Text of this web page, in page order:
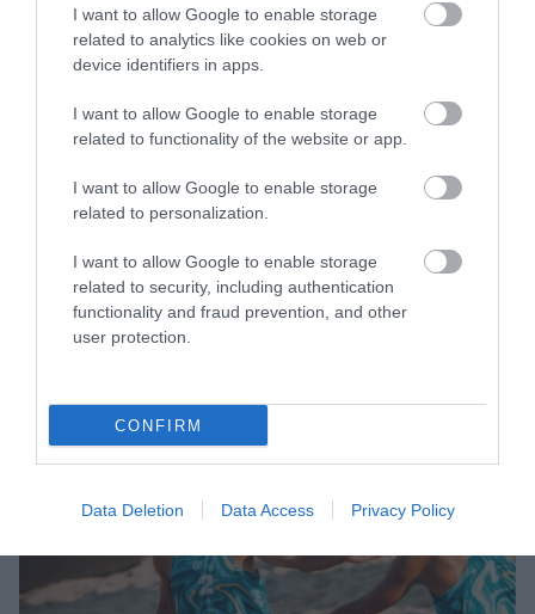
I want to allow Google to enable storage
related to analytics like cookies on web or
device identifiers in apps.
I want to allow Google to enable storage
related to functionality of the website or app.
I want to allow Google to enable storage
related to personalization.
I want to allow Google to enable storage
related to security, including authentication
functionality and fraud prevention, and other
user protection.
CONFIRM
Data Deletion Data Access Privacy Policy
Latvijas izlase pārbaudes
spēlē vēlreiz piekāpjas
Baku atvadās ar uzvaru
papildu setā
Cipruss un LBS iestājas
par Latvijas
gadījumiem sociālajos
tīklos: “Viņi ir mūsējie!”
Latvijas U-18 basketbolistēm neizdodas
revanšēties Polijai – spēlēs par septīto
vietu
Neplānota brīvdiena!
Graudiņa/Samoilova bez cīņas iekļūst
Hamburgas “Elite 16” pusfinālā
Dairis Bertāns par brāļa atvadīšanos no
varēja…”